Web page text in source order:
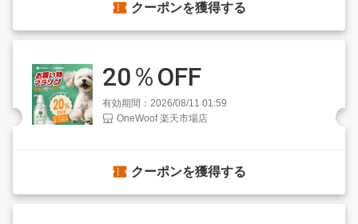
クーポンを獲得する
20％OFF
有効期間：2026/08/11 01:59
OneWoof 楽天市場店
クーポンを獲得する